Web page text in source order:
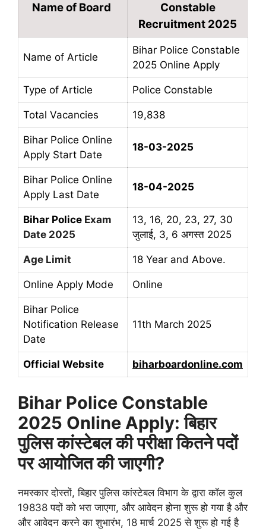
Name of Board
Constable
Recruitment 2025
Name of Article
Bihar Police Constable
2025 Online Apply
Type of Article Police Constable
Total Vacancies 19,838
Bihar Police Online
Apply Start Date
18-03-2025
Bihar Police Online
Apply Last Date
18-04-2025
Bihar Police Exam
Date 2025
13, 16, 20, 23, 27, 30
जुलाई, 3, 6 अगस्त 2025
Age Limit 18 Year and Above.
Online Apply Mode Online
Bihar Police
Notification Release
Date
11th March 2025
Official Website biharboardonline.com
Bihar Police Constable
2025 Online Apply: बिहार
पुलिस कांस्टेबल की परीक्षा कितने पदों
पर आयोजित की जाएगी?
नमस्कार दोस्तों, बिहार पुलिस कांस्टेबल विभाग के द्वारा कॉल कुल
19838 पदों को भरा जाएगा, और आवेदन होना शुरू हो गया है और
और आवेदन करने का शुभारंभ, 18 मार्च 2025 से शुरू हो गई है